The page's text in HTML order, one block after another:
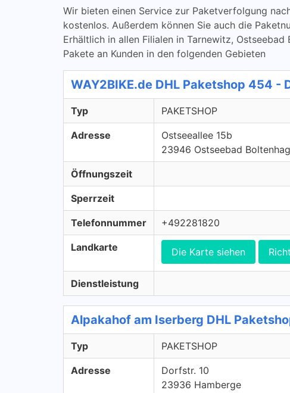
Wir bieten einen Service zur Paketverfolgung
kostenlos. Außerdem können Sie auch die
Erhältlich in allen Filialen in Tarnewitz, Ostseebad
Pakete an Kunden in den folgenden Gebieten
WAY2BIKE.de DHL Paketshop 454 -
Typ PAKETSHOP
Adresse
Ostseeallee 15b
23946 Ostseebad
Öffnungszeit
Sperrzeit
Telefonnummer +492281820
Landkarte Die Karte siehen
Dienstleistung
Alpakahof am Iserberg DHL
Typ PAKETSHOP
Adresse
Dorfstr. 10
23936 Hamberge